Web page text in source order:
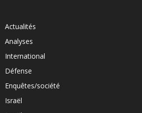
Actualités
Analyses
International
Défense
Enquêtes/société
Israël